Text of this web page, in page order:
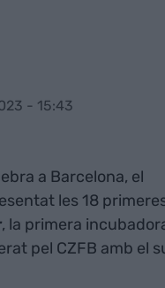
- 15:43
a Barcelona, el
les 18
, la primera
pel CZFB amb el